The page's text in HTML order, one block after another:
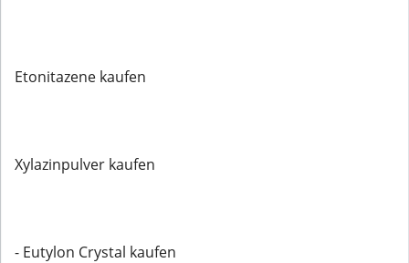
Etonitazene kaufen
Xylazinpulver kaufen
- Eutylon Crystal kaufen